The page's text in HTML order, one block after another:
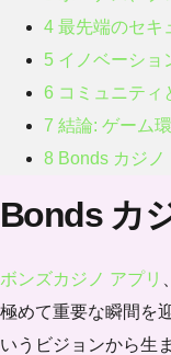
4 最先端のセキ
5 イノベーショ
6 コミュニティ
7 結論: ゲーム
8 Bonds カジ
Bonds カ
ボンズカジノ アプリ
極めて重要な瞬間を
いうビジョンから生